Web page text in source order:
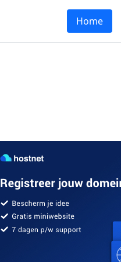
Home